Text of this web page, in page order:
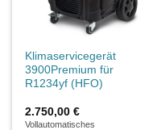
Klimaservicegerät
3900Premium für
R1234yf (HFO)
2.750,00€
Vollautomatisches